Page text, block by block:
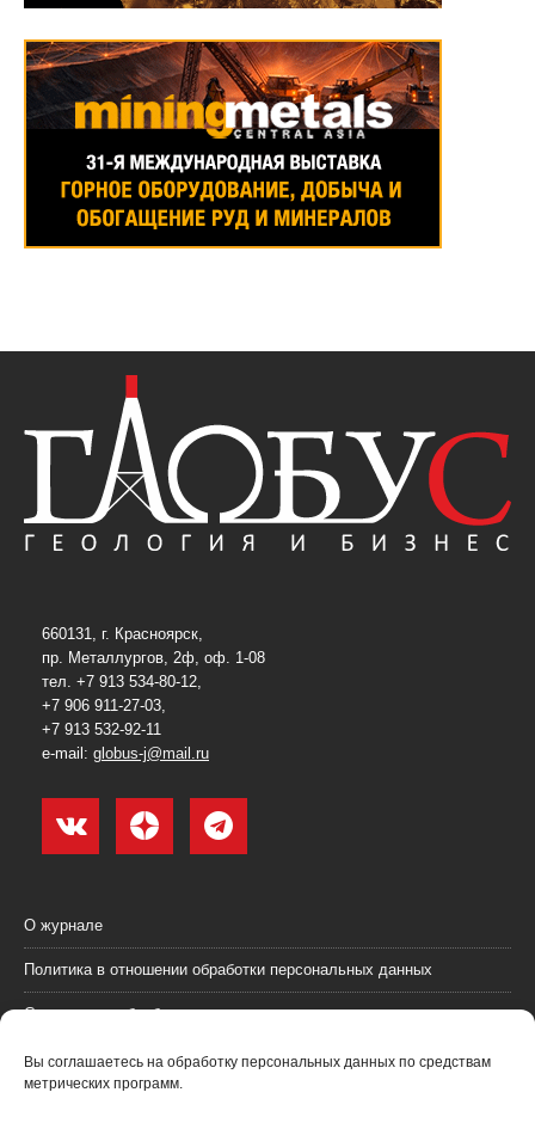
Вы соглашаетесь на обработку персональных данных по средствам
метрических программ.
660131, г. Красноярск,
пр. Металлургов, 2ф, оф. 1-08
тел. +7 913 534-80-12,
+7 906 911-27-03,
+7 913 532-92-11
e-mail: globus-j@mail.ru
О журнале
Политика в отношении обработки персональных данных
Согласие на обработку персональных данных
Пользовательское соглашение (оферта)